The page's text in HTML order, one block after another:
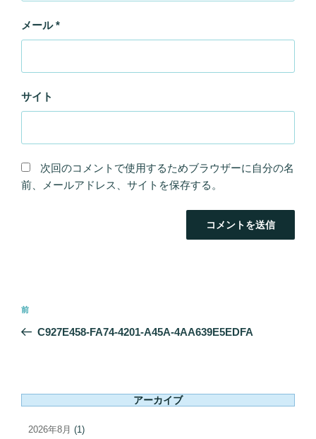
メール*
サイト
次回のコメントで使用するためブラウザーに自分の名
前、メールアドレス、サイトを保存する。
稿
ナ
ー
シ
ョ
前
の
前
C927E458-FA74-4201-A45A-4AA639E5EDFA
アーカイブ
2026年8月 (1)